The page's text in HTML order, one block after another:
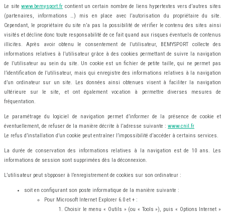
Le sitewww.bemysport.fr contient un certain nombre de liens hypertextes vers d’autres sites
(partenaires, informations …) mis en place avec l’autorisation du propriétaire du site.
Cependant, le propriétaire du site n’a pas la possibilité de vérifier le contenu des sites ainsi
visités et décline donc toute responsabilité de ce fait quand aux risques éventuels de contenus
illicites. Après avoir obtenu le consentement de l’utilisateur, BEMYSPORT collecte des
informations relatives à l’utilisateur grâce à des cookies permettant de suivre la navigation
de l’utilisateur au sein du site. Un cookie est un fichier de petite taille, qui ne permet pas
l’identification de l’utilisateur, mais qui enregistre des informations relatives à la navigation
d’un ordinateur sur un site. Les données ainsi obtenues visent à faciliter la navigation
ultérieure sur le site, et ont également vocation à permettre diverses mesures de
fréquentation.
Le paramétrage du logiciel de navigation permet d’informer de la présence de cookie et
éventuellement, de refuser de la manière décrite à l’adresse suivante : www.cnil.fr
Le refus d’installation d’un cookie peut entraîner l’impossibilité d’accéder à certains services.
La durée de conservation des informations relatives à la navigation est de 10 ans. Les
informations de session sont supprimées dès la déconnexion.
L’utilisateur peut s’opposer à l’enregistrement de cookies sur son ordinateur :
soit en configurant son poste informatique de la manière suivante :
Pour Microsoft Internet Explorer 6.0 et + :
Choisir le menu « Outils » (ou « Tools »), puis « Options Internet »